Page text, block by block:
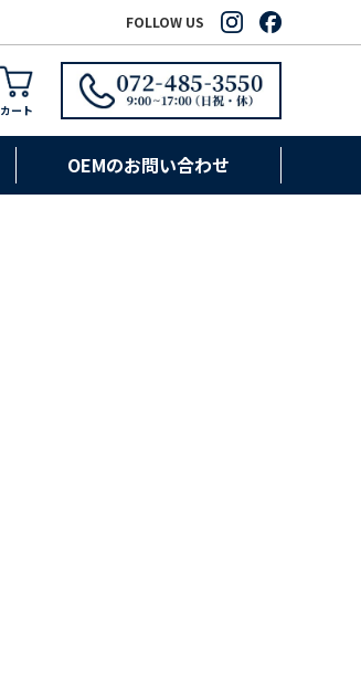
FOLLOW US
カート
OEMのお問い合わせ